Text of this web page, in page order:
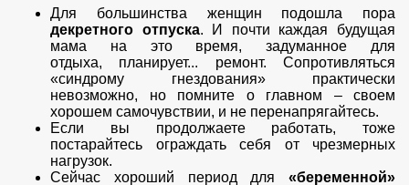
Для большинства женщин подошла пора
декретного отпуска. И почти каждая будущая
мама на это время, задуманное для
отдыха, планирует... ремонт. Сопротивляться
«синдрому гнездования» практически
невозможно, но помните о главном – своем
хорошем самочувствии, и не перенапрягайтесь.
Если вы продолжаете работать, тоже
постарайтесь ограждать себя от чрезмерных
нагрузок.
Сейчас хороший период для «беременной»